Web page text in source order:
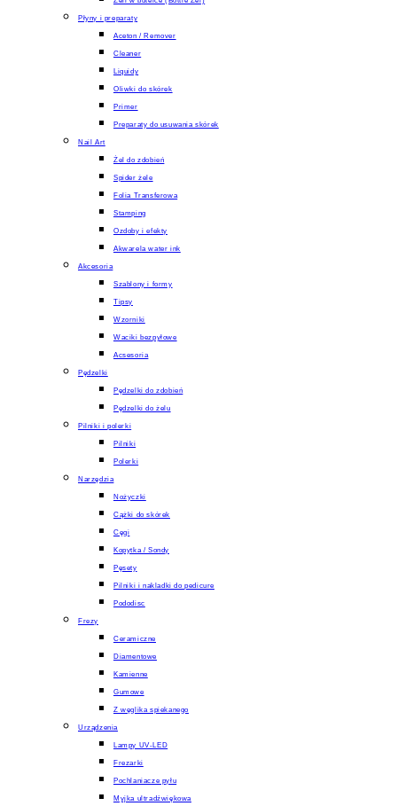
Płyny i preparaty
Aceton / Remover
Cleaner
Liquidy
Oliwki do skórek
Primer
Preparaty do usuwania skórek
Nail Art
Żel do zdobień
Spider żele
Folia Transferowa
Stamping
Ozdoby i efekty
Akwarela water ink
Akcesoria
Szablony i formy
Tipsy
Wzorniki
Waciki bezpyłowe
Acsesoria
Pędzelki
Pędzelki do zdobień
Pędzelki do żelu
Pilniki i polerki
Pilniki
Polerki
Narzędzia
Nożyczki
Cążki do skórek
Cęgi
Kopytka / Sondy
Pęsety
Pilniki i nakladki do pedicure
Pododisc
Frezy
Ceramiczne
Diamentowe
Kamienne
Gumowe
Z węglika spiekanego
Urządzenia
Lampy UV-LED
Frezarki
Pochlaniacze pyłu
Myjka ultradźwiękowa